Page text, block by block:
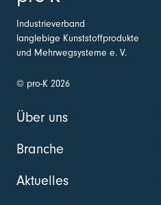
Industrieverband
langlebige Kunststoffprodukte
und Mehrwegsysteme e. V.
© pro-K 2026
Über uns
Branche
Aktuelles